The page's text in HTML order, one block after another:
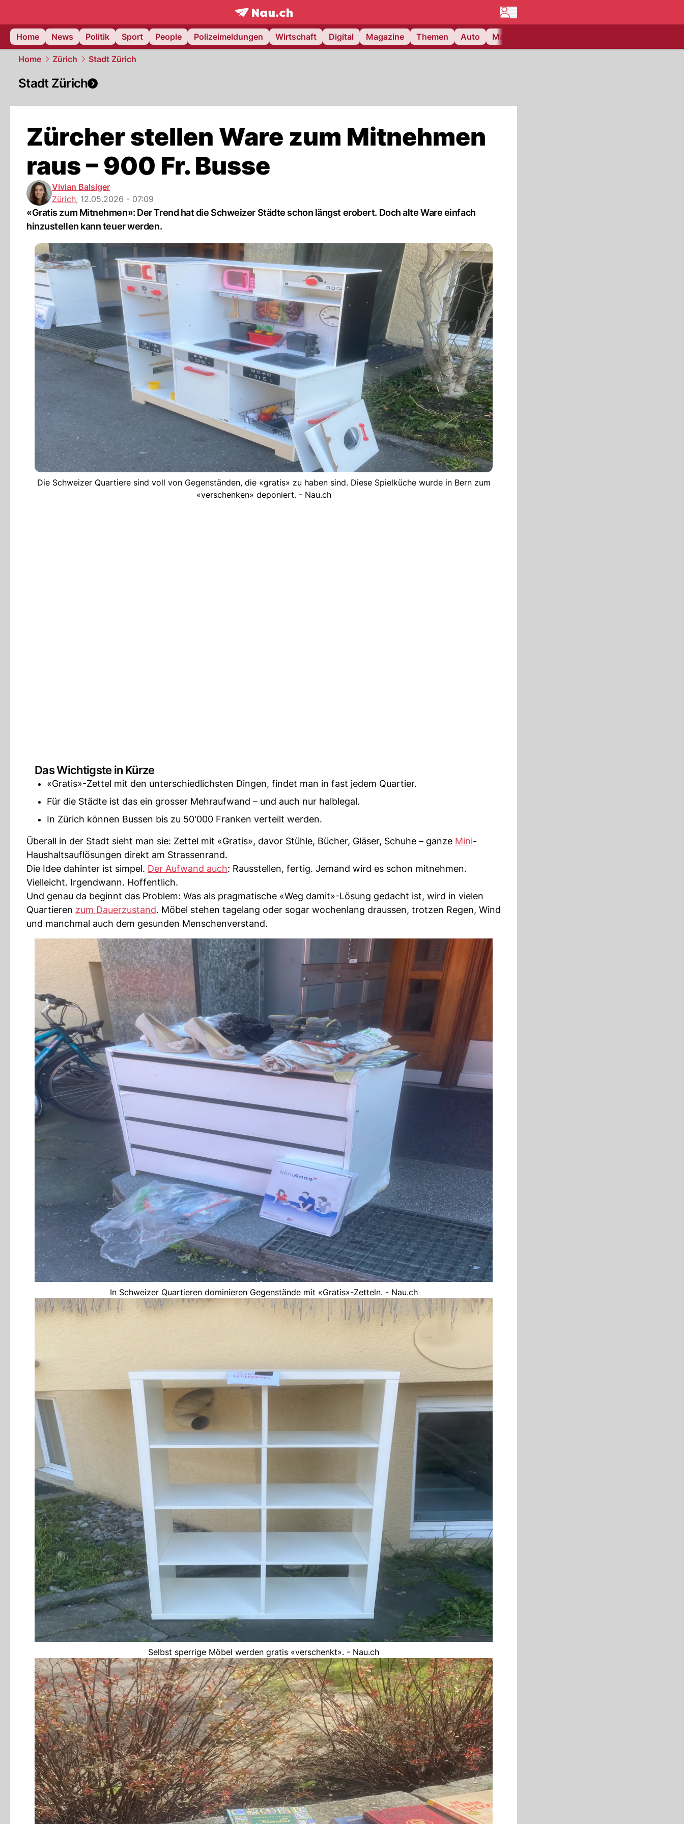
frontpage.NAU.ch
Home
News Politik Sport People Polizeimeldungen Wirtschaft Digital Magazine Themen Auto Matchcenter
Home Zürich Stadt Zürich
Stadt Zürich
Zürcher stellen Ware zum Mitnehmen
raus – 900 Fr. Busse
Vivian Balsiger
Zürich, 12.05.2026 - 07:09
«Gratis zum Mitnehmen»: Der Trend hat die Schweizer Städte schon längst erobert. Doch alte Ware einfach
hinzustellen kann teuer werden.
Die Schweizer Quartiere sind voll von Gegenständen, die «gratis» zu haben sind. Diese Spielküche wurde in Bern zum
«verschenken» deponiert. - Nau.ch
Das Wichtigste in Kürze
«Gratis»-Zettel mit den unterschiedlichsten Dingen, findet man in fast jedem Quartier.
Für die Städte ist das ein grosser Mehraufwand – und auch nur halblegal.
In Zürich können Bussen bis zu 50'000 Franken verteilt werden.
Überall in der Stadt sieht man sie: Zettel mit «Gratis», davor Stühle, Bücher, Gläser, Schuhe – ganze Mini-
Haushaltsauflösungen direkt am Strassenrand.
Die Idee dahinter ist simpel. Der Aufwand auch: Rausstellen, fertig. Jemand wird es schon mitnehmen.
Vielleicht. Irgendwann. Hoffentlich.
Und genau da beginnt das Problem: Was als pragmatische «Weg damit»-Lösung gedacht ist, wird in vielen
Quartieren zum Dauerzustand. Möbel stehen tagelang oder sogar wochenlang draussen, trotzen Regen, Wind
und manchmal auch dem gesunden Menschenverstand.
In Schweizer Quartieren dominieren Gegenstände mit «Gratis»-Zetteln. - Nau.ch
Selbst sperrige Möbel werden gratis «verschenkt». - Nau.ch